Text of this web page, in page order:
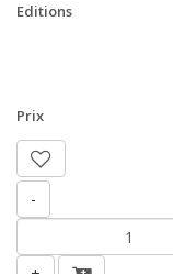
Editions
Prix
-